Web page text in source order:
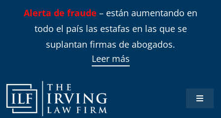
Alerta de fraude – están aumentando en
todo el país las estafas en las que se
suplantan firmas de abogados.
Leer más
Toggle